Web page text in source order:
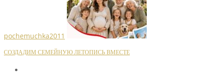
pochemuchka2011
СОЗДАДИМ СЕМЕЙНУЮ ЛЕТОПИСЬ ВМЕСТЕ